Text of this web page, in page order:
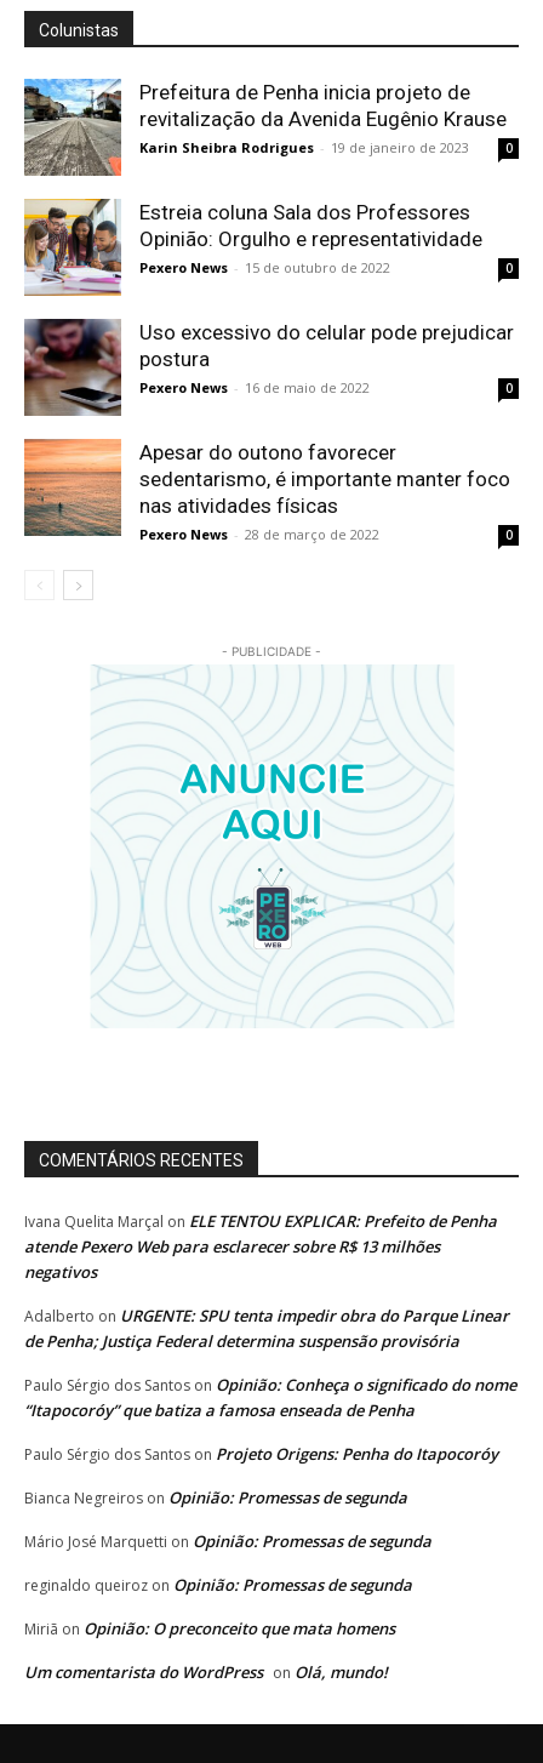
Colunistas
Prefeitura de Penha inicia projeto de
revitalização da Avenida Eugênio Krause
Karin Sheibra Rodrigues - 19 de janeiro de 2023 0
Estreia coluna Sala dos Professores
Opinião: Orgulho e representatividade
Pexero News - 15 de outubro de 2022 0
Uso excessivo do celular pode prejudicar
postura
Pexero News - 16 de maio de 2022 0
Apesar do outono favorecer
sedentarismo, é importante manter foco
nas atividades físicas
Pexero News - 28 de março de 2022 0
- PUBLICIDADE -
COMENTÁRIOS RECENTES
Ivana Quelita Marçal on ELE TENTOU EXPLICAR: Prefeito de Penha
atende Pexero Web para esclarecer sobre R$ 13 milhões
negativos
Adalberto on URGENTE: SPU tenta impedir obra do Parque Linear
de Penha; Justiça Federal determina suspensão provisória
Paulo Sérgio dos Santos on Opinião: Conheça o significado do nome
“Itapocoróy” que batiza a famosa enseada de Penha
Paulo Sérgio dos Santos on Projeto Origens: Penha do Itapocoróy
Bianca Negreiros on Opinião: Promessas de segunda
Mário José Marquetti on Opinião: Promessas de segunda
reginaldo queiroz on Opinião: Promessas de segunda
Miriã on Opinião: O preconceito que mata homens
Um comentarista do WordPress on Olá, mundo!